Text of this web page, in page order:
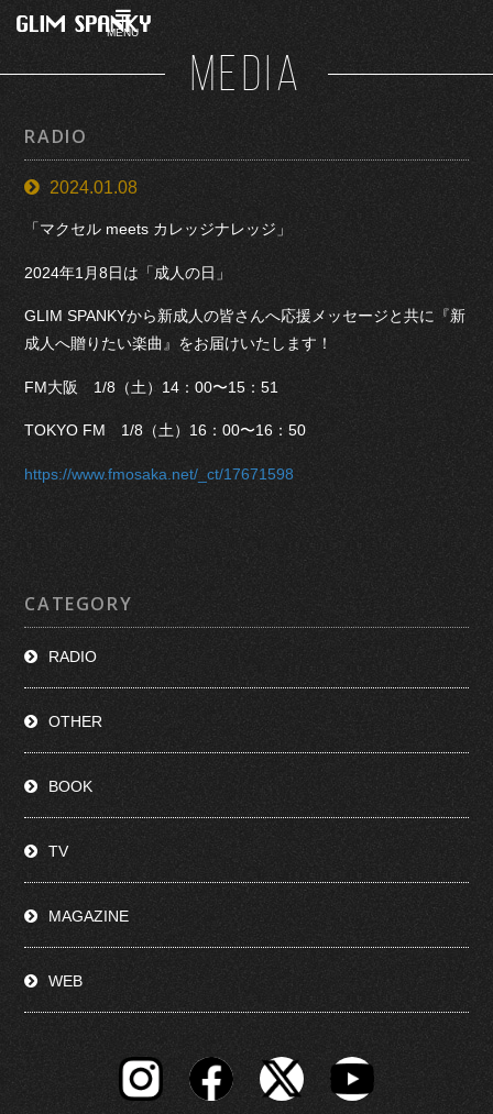
MENU
MEDIA
RADIO
2024.01.08
「マクセル meets カレッジナレッジ」
2024年1月8日は「成人の日」
GLIM SPANKYから新成人の皆さんへ応援メッセージと共に『新
成人へ贈りたい楽曲』をお届けいたします！
FM大阪 1/8（土）14：00〜15：51
TOKYO FM 1/8（土）16：00〜16：50
https://www.fmosaka.net/_ct/17671598
CATEGORY
RADIO
OTHER
BOOK
TV
MAGAZINE
WEB